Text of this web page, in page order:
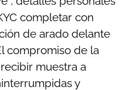
completar con
de arado delante
compromiso de la
muestra a
y